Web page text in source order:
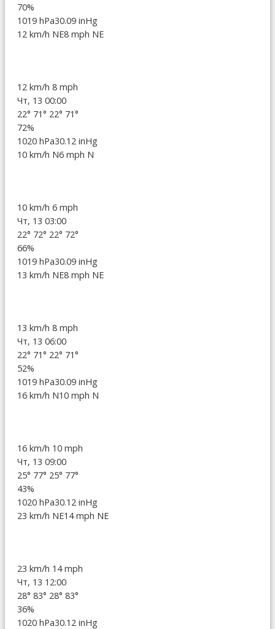
70%
1019 hPa30.09 inHg
12 km/h NE8 mph NE
12 km/h 8 mph
Чт, 13 00:00
22° 71° 22° 71°
72%
1020 hPa30.12 inHg
10 km/h N6 mph N
10 km/h 6 mph
Чт, 13 03:00
22° 72° 22° 72°
66%
1019 hPa30.09 inHg
13 km/h NE8 mph NE
13 km/h 8 mph
Чт, 13 06:00
22° 71° 22° 71°
52%
1019 hPa30.09 inHg
16 km/h N10 mph N
16 km/h 10 mph
Чт, 13 09:00
25° 77° 25° 77°
43%
1020 hPa30.12 inHg
23 km/h NE14 mph NE
23 km/h 14 mph
Чт, 13 12:00
28° 83° 28° 83°
36%
1020 hPa30.12 inHg